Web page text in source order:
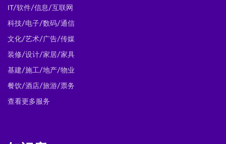
IT/软件/信息/互联网
科技/电子/数码/通信
文化/艺术/广告/传媒
装修/设计/家居/家具
基建/施工/地产/物业
餐饮/酒店/旅游/票务
查看更多服务